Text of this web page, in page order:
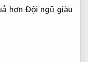
hơn Đội ngũ giàu